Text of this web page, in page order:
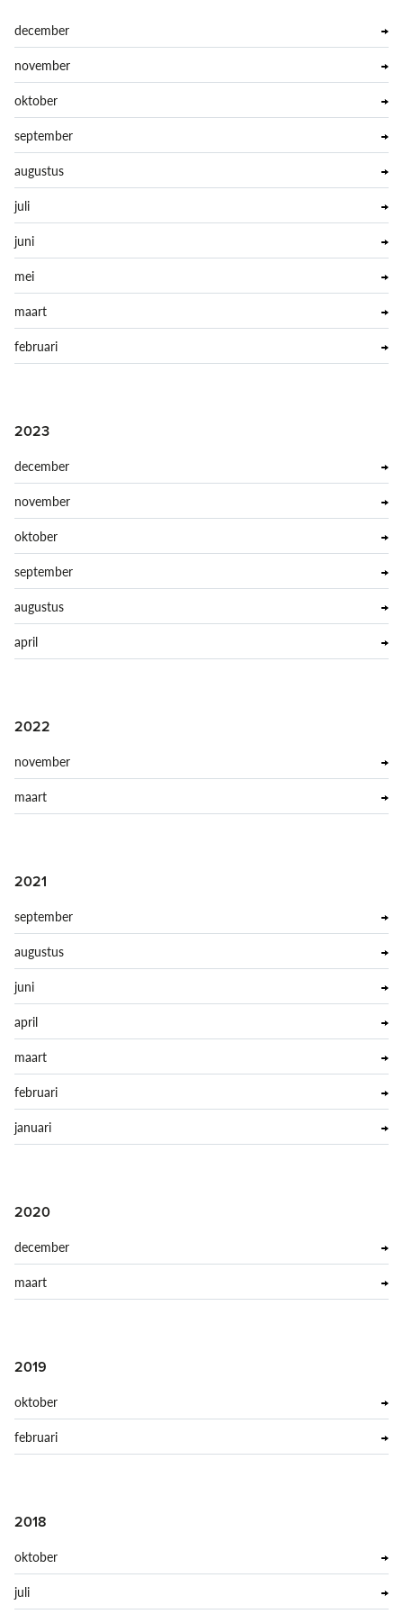
december
november
oktober
september
augustus
juli
juni
mei
maart
februari
2023
december
november
oktober
september
augustus
april
2022
november
maart
2021
september
augustus
juni
april
maart
februari
januari
2020
december
maart
2019
oktober
februari
2018
oktober
juli